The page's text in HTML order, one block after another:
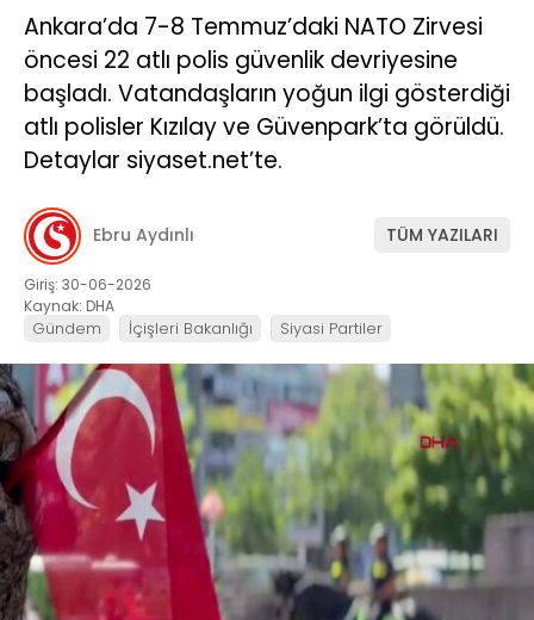
Ankara’da 7-8 Temmuz’daki NATO Zirvesi
öncesi 22 atlı polis güvenlik devriyesine
başladı. Vatandaşların yoğun ilgi gösterdiği
atlı polisler Kızılay ve Güvenpark’ta görüldü.
Detaylar siyaset.net’te.
Ebru Aydınlı TÜM YAZILARI
Giriş: 30-06-2026
Kaynak: DHA
Gündem İçişleri Bakanlığı Siyasi Partiler